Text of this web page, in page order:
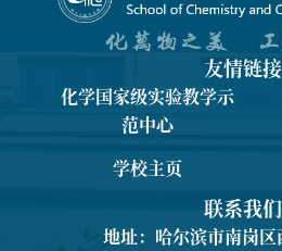
友情链接
化学国家级实验教学示
范中心
学校主页
联系我们
地址：哈尔滨市南岗